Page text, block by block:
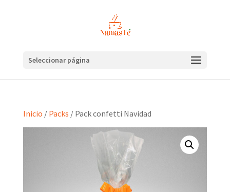
Seleccionar página
Inicio / Packs / Pack confetti Navidad